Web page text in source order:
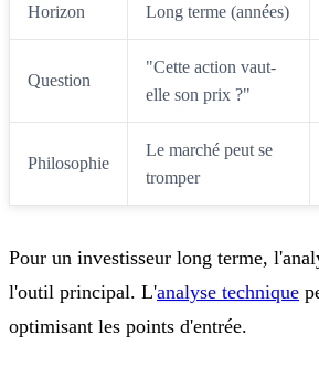
Horizon Long terme (années)
Question
"Cette action vaut-
elle son prix ?"
Philosophie
Le marché peut se
tromper
Pour un investisseur long terme,
l'outil principal. L'analyse technique
optimisant les points d'entrée.